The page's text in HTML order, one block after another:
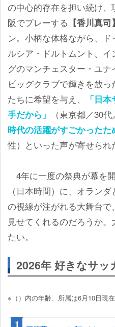
の中心的存在を担い続け
阪でプレーする 【香川真司】
ン。小柄な体格ながら、
ルシア・ドルトムント、
グのマンチェスター・ユ
ビッグクラブで輝きを放
たちに希望を与え、
「日
手だから」
（東京都／30代
時代の活躍がすごかったた
性）といった声が寄せられ
4年に一度の祭典が幕を
（日本時間）に、オラン
の視線が注がれる大舞台
見せてくれるのだろうか
たい。
2026年 好きなサッ
※（）内の年齢、所属は6月10日現
1